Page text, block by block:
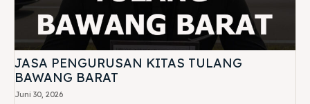
JASA PENGURUSAN KITAS TULANG
BAWANG BARAT
Juni 30, 2026